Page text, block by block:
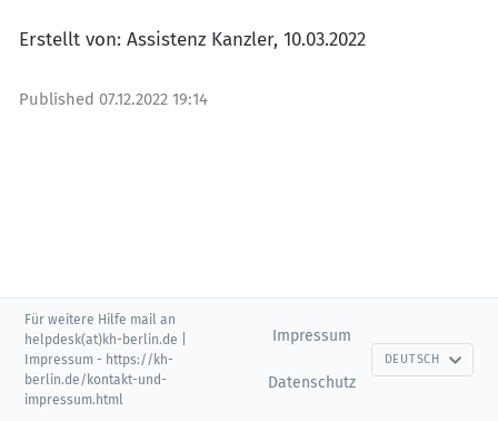
Erstellt von: Assistenz Kanzler, 10.03.2022
Published 07.12.2022 19:14
Für weitere Hilfe mail an
helpdesk(at)kh-berlin.de |
Impressum - https://kh-
berlin.de/kontakt-und-
impressum.html
Impressum
Datenschutz
DEUTSCH